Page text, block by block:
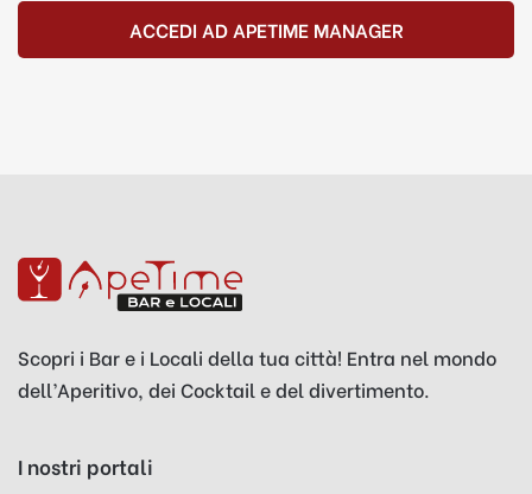
ACCEDI AD APETIME MANAGER
Scopri i Bar e i Locali della tua città! Entra nel mondo
dell’Aperitivo, dei Cocktail e del divertimento.
I nostri portali